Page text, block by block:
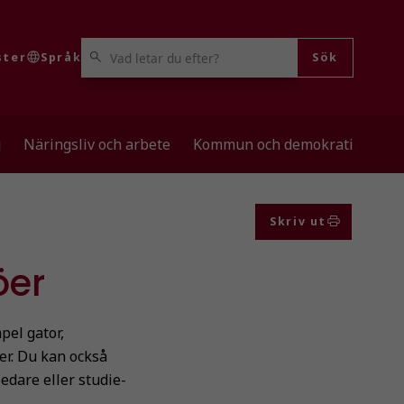
Språk
VAD LETAR DU EFTER?
Sök
Näringsliv och arbete Kommun och demokrati
Skriv ut
gator,
Du kan också
eller studie-